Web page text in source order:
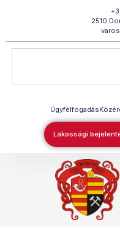
2510
Ügyfélfogadás
Lakossági